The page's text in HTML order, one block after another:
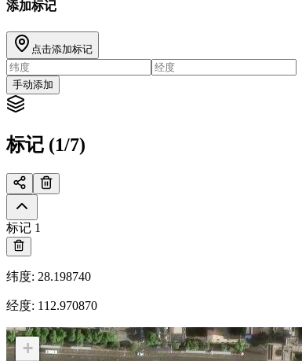
添加标记
点击添加标记
手动添加
标记 (1/7)
标记 1
纬度: 28.198740
经度: 112.970870
+